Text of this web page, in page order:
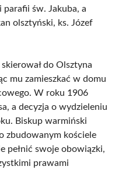
parafii św. Jakuba, a
olsztyński, ks. Józef
do Olsztyna
mu zamieszkać w domu
W roku 1906
a decyzja o wydzieleniu
Biskup warmiński
zbudowanym kościele
pełnić swoje obowiązki,
prawami